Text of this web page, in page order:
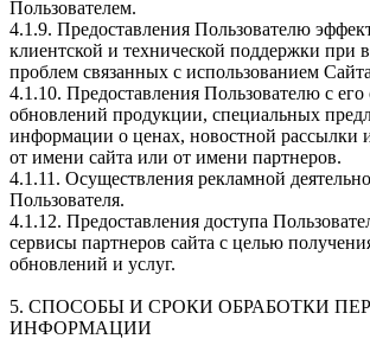
Пользователем.
4.1.9. Предоставления Пользователю
клиентской и технической поддержки при
проблем связанных с использованием
4.1.10. Предоставления Пользователю с его
обновлений продукции, специальных
информации о ценах, новостной рассылки
от имени сайта или от имени партнеров.
4.1.11. Осуществления рекламной
Пользователя.
4.1.12. Предоставления доступа
сервисы партнеров сайта с целью
обновлений и услуг.
5. СПОСОБЫ И СРОКИ ОБРАБОТКИ
ИНФОРМАЦИИ